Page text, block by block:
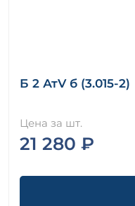
Б 2 АтV б (3.015-2)
Цена за шт.
21 280 ₽